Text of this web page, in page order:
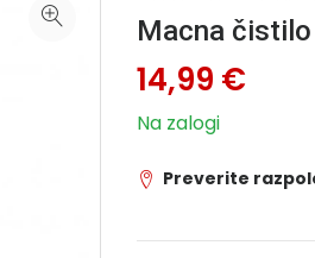
Macna
14,99 €
Na zalogi
Preverite